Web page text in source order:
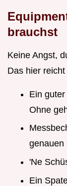
brauchst
Keine Angst,
Das hier
Ein
Ohne
genauen
'Ne
Ein